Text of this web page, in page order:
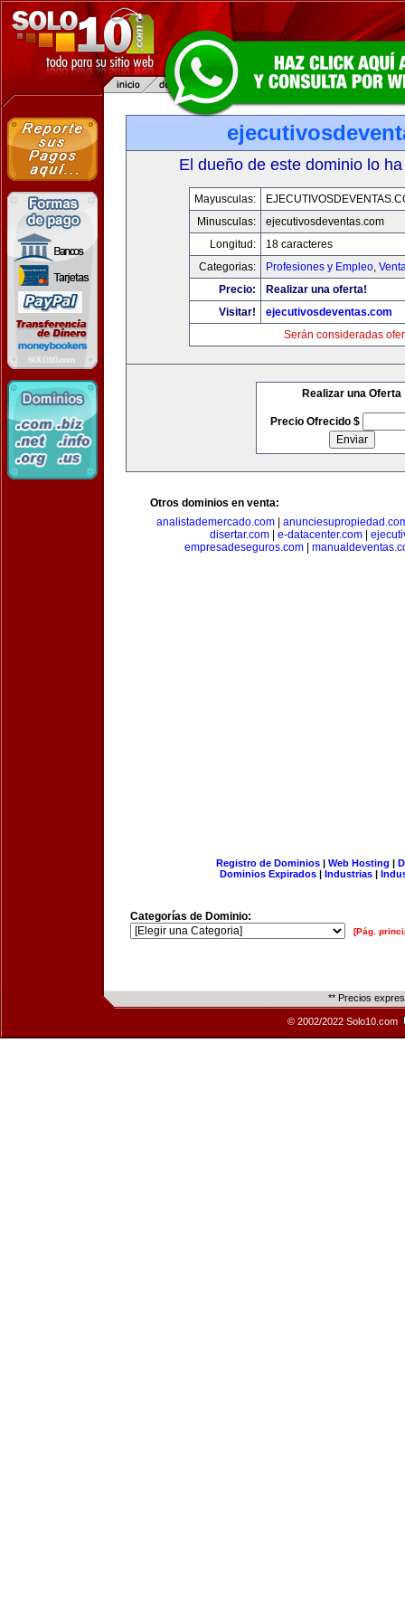
El dueño de este dominio lo
Mayusculas:
Minusculas:
ejecutivosdeventas.com
Longitud:
18 caracteres
Categorias:
Profesiones y Empleo,
Precio:
Realizar una oferta!
Visitar!
ejecutivosdeventas.com
Serán consideradas
Realizar una Oferta
Precio Ofrecido $
Otros dominios en venta:
analistademercado.com
disertar.com| e-datacenter.com|
empresadeseguros.com
Registro de Dominios| Web Hosting |
Dominios Expirados | Industrias |
Categorías de Dominio:
[Pág.
** Precios
© 2002/2022 Solo10.com